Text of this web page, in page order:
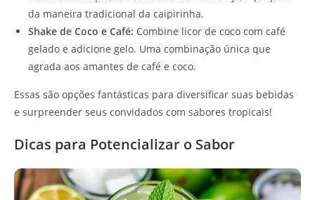
da maneira tradicional da caipirinha.
Shake de Coco e Café: Combine licor de coco com café
gelado e adicione gelo. Uma combinação única que
agrada aos amantes de café e coco.
Essas são opções fantásticas para diversificar suas bebidas
e surpreender seus convidados com sabores tropicais!
Dicas para Potencializar o Sabor